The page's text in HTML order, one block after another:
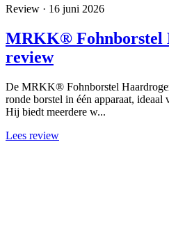
Review · 16 juni 2026
MRKK® Fohnborstel
review
De MRKK® Fohnborstel
ronde borstel in één apparaat, ideaal
Hij biedt meerdere w...
Lees review